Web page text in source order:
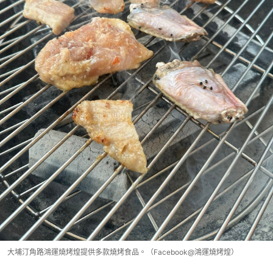
大埔汀角路鴻運燒烤煌提供多款燒烤食品。（Facebook@鴻運燒烤煌）